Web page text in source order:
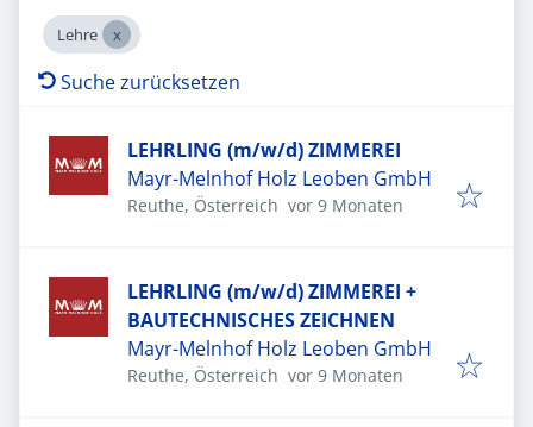
Lehre
Suche zurücksetzen
LEHRLING (m/w/d) ZIMMEREI
Mayr-Melnhof Holz Leoben GmbH
Reuthe, Österreich Veröffentlicht:
vor 9 Monaten
LEHRLING (m/w/d) ZIMMEREI +
BAUTECHNISCHES ZEICHNEN
Mayr-Melnhof Holz Leoben GmbH
Reuthe, Österreich Veröffentlicht:
vor 9 Monaten